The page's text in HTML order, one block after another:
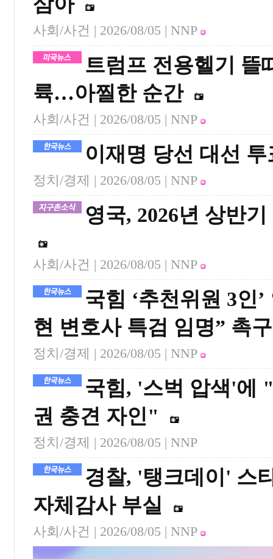
사회/사건 | 2026/08/05 | NNP
트럼프 전용헬기 뜰
륙…아찔한 순간
사회/사건 | 2026/08/05 | NNP
이재명 당선 대선
정치/경제 | 2026/08/05 | NNP
영국, 2026년 상반
사회/사건 | 2026/08/05 | NNP
국힘 ‘추천위원 3인
현 변호사 특검 임명” 촉구
정치/경제 | 2026/08/05 | NNP
국힘, '스벅 압색'에
권 충견 자인"
정치/경제 | 2026/08/05 | NNP
경찰, '탱크데이' 스
자체감사 부실
사회/사건 | 2026/08/05 | NNP